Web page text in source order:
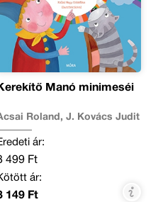
Manó minimeséi
Roland, J. Kovács Judit
ár:
499 Ft
ár:
149 Ft